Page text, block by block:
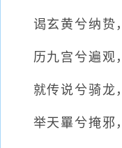
谒玄黄兮纳贽，
历九宫兮遍观，
就传说兮骑龙，
举天罼兮掩邪，